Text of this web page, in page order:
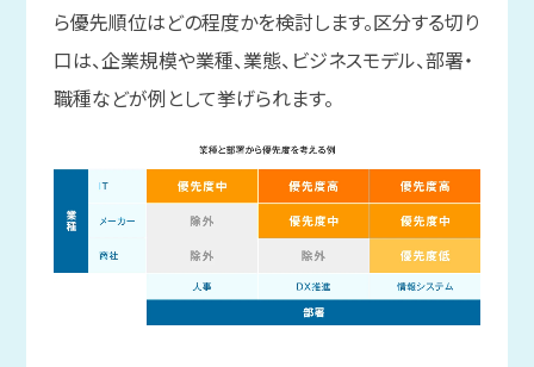
ら優先順位はどの程度かを検討します。区分する切り
口は、企業規模や業種、業態、ビジネスモデル、部署・
職種などが例として挙げられます。